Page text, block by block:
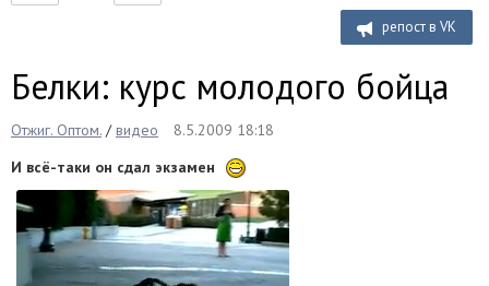
репост в VK
Белки: курс молодого бойца
Отжиг. Оптом. /видео
8.5.2009 18:18
И всё-таки он сдал экзамен